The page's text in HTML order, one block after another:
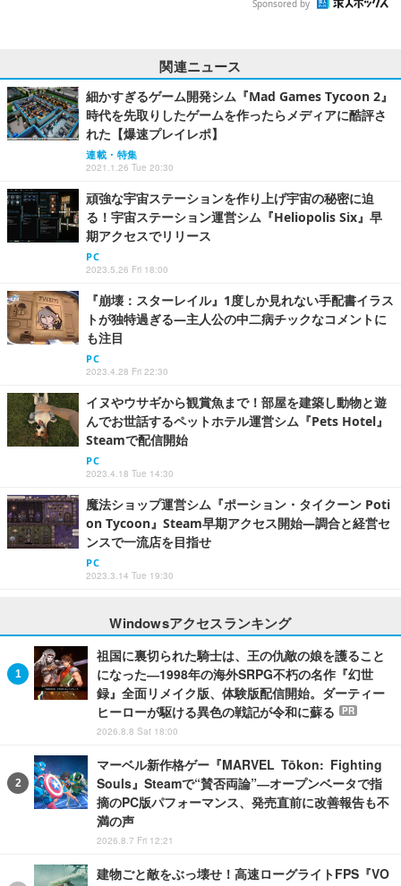
Sponsored by
関連ニュース
細かすぎるゲーム開発シム『Mad Games Tycoon 2』
時代を先取りしたゲームを作ったらメディアに酷評さ
れた【爆速プレイレポ】
連載・特集
2021.1.26 Tue 20:30
頑強な宇宙ステーションを作り上げ宇宙の秘密に迫
る！宇宙ステーション運営シム『Heliopolis Six』早
期アクセスでリリース
PC
2023.5.26 Fri 18:00
『崩壊：スターレイル』1度しか見れない手配書イラス
トが独特過ぎる―主人公の中二病チックなコメントに
も注目
PC
2023.4.28 Fri 22:30
イヌやウサギから観賞魚まで！部屋を建築し動物と遊
んでお世話するペットホテル運営シム『Pets Hotel』
Steamで配信開始
PC
2023.4.18 Tue 14:30
魔法ショップ運営シム『ポーション・タイクーン Poti
on Tycoon』Steam早期アクセス開始―調合と経営セ
ンスで一流店を目指せ
PC
2023.3.14 Tue 19:30
Windowsアクセスランキング
祖国に裏切られた騎士は、王の仇敵の娘を護ること
になった―1998年の海外SRPG不朽の名作『幻世
録』全面リメイク版、体験版配信開始。ダーティー
ヒーローが駆ける異色の戦記が令和に蘇る
PR
2026.8.8 Sat 18:00
マーベル新作格ゲー『MARVEL Tōkon: Fighting
Souls』Steamで“賛否両論”―オープンベータで指
摘のPC版パフォーマンス、発売直前に改善報告も不
満の声
2026.8.7 Fri 12:21
建物ごと敵をぶっ壊せ！高速ローグライトFPS『VO